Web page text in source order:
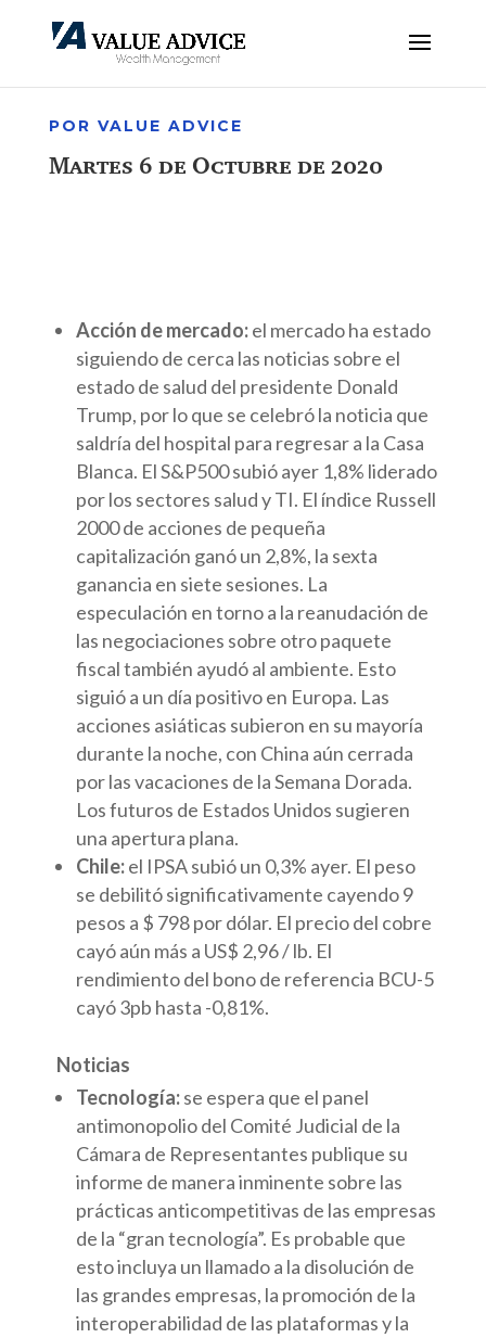
POR VALUE ADVICE
Martes 6 de Octubre de 2020
Acción de mercado:el mercado ha estado
siguiendo de cerca las noticias sobre el
estado de salud del presidente Donald
Trump, por lo que se celebró la noticia que
saldría del hospital para regresar a la Casa
Blanca. El S&P500 subió ayer 1,8% liderado
por los sectores salud y TI. El índice Russell
2000 de acciones de pequeña
capitalización ganó un 2,8%, la sexta
ganancia en siete sesiones. La
especulación en torno a la reanudación de
las negociaciones sobre otro paquete
fiscal también ayudó al ambiente. Esto
siguió a un día positivo en Europa. Las
acciones asiáticas subieron en su mayoría
durante la noche, con China aún cerrada
por las vacaciones de la Semana Dorada.
Los futuros de Estados Unidos sugieren
una apertura plana.
Chile:el IPSA subió un 0,3% ayer. El peso
se debilitó significativamente cayendo 9
pesos a $ 798 por dólar. El precio del cobre
cayó aún más a US$ 2,96 / lb. El
rendimiento del bono de referencia BCU-5
cayó 3pb hasta -0,81%.
Noticias
Tecnología:se espera que el panel
antimonopolio del Comité Judicial de la
Cámara de Representantes publique su
informe de manera inminente sobre las
prácticas anticompetitivas de las empresas
de la “gran tecnología”. Es probable que
esto incluya un llamado a la disolución de
las grandes empresas, la promoción de la
interoperabilidad de las plataformas y la